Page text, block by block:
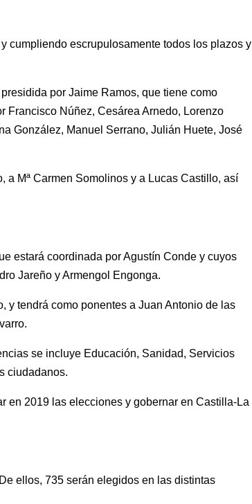
cumpliendo escrupulosamente todos los plazos y
por Jaime Ramos, que tiene como
Francisco Núñez, Cesárea Arnedo, Lorenzo
González, Manuel Serrano, Julián Huete, José
Mª Carmen Somolinos y a Lucas Castillo, así
estará coordinada por Agustín Conde y cuyos
Jareño y Armengol Engonga.
y tendrá como ponentes a Juan Antonio de las
se incluye Educación, Sanidad, Servicios
ciudadanos.
en 2019 las elecciones y gobernar en Castilla-La
ellos, 735 serán elegidos en las distintas